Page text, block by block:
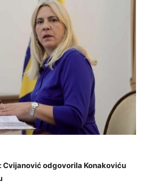
Cvijanović odgovorila Konakoviću